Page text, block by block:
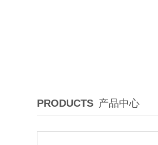
PRODUCTS 产品中心